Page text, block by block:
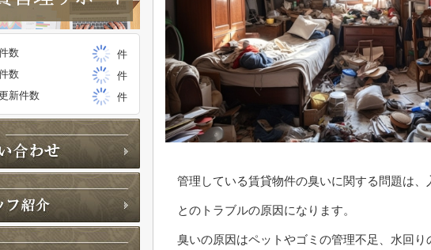
管理している賃貸物件の臭いに関する問題は、
とのトラブルの原因になります。
臭いの原因はペットやゴミの管理不足、水回り
数
件
数
件
新件数
件